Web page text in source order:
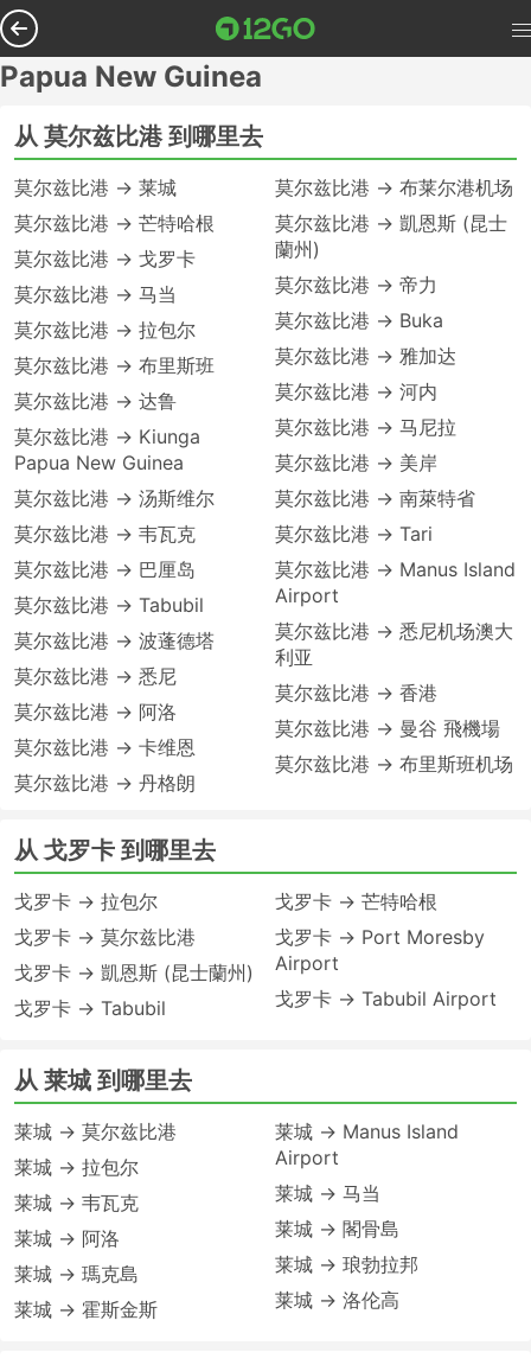
Papua New Guinea
从 莫尔兹比港 到哪里去
莫尔兹比港 → 莱城
莫尔兹比港 → 芒特哈根
莫尔兹比港 → 戈罗卡
莫尔兹比港 → 马当
莫尔兹比港 → 拉包尔
莫尔兹比港 → 布里斯班
莫尔兹比港 → 达鲁
莫尔兹比港 → Kiunga
Papua New Guinea
莫尔兹比港 → 汤斯维尔
莫尔兹比港 → 韦瓦克
莫尔兹比港 → 巴厘岛
莫尔兹比港 → Tabubil
莫尔兹比港 → 波蓬德塔
莫尔兹比港 → 悉尼
莫尔兹比港 → 阿洛
莫尔兹比港 → 卡维恩
莫尔兹比港 → 丹格朗
莫尔兹比港 → 布莱尔港机场
莫尔兹比港 → 凱恩斯 (昆士
蘭州)
莫尔兹比港 → 帝力
莫尔兹比港 → Buka
莫尔兹比港 → 雅加达
莫尔兹比港 → 河内
莫尔兹比港 → 马尼拉
莫尔兹比港 → 美岸
莫尔兹比港 → 南萊特省
莫尔兹比港 → Tari
莫尔兹比港 → Manus Island
Airport
莫尔兹比港 → 悉尼机场澳大
利亚
莫尔兹比港 → 香港
莫尔兹比港 → 曼谷 飛機場
莫尔兹比港 → 布里斯班机场
从 戈罗卡 到哪里去
戈罗卡 → 拉包尔
戈罗卡 → 莫尔兹比港
戈罗卡 → 凱恩斯 (昆士蘭州)
戈罗卡 → Tabubil
戈罗卡 → 芒特哈根
戈罗卡 → Port Moresby
Airport
戈罗卡 → Tabubil Airport
从 莱城 到哪里去
莱城 → 莫尔兹比港
莱城 → 拉包尔
莱城 → 韦瓦克
莱城 → 阿洛
莱城 → 瑪克島
莱城 → 霍斯金斯
莱城 → Manus Island
Airport
莱城 → 马当
莱城 → 閣骨島
莱城 → 琅勃拉邦
莱城 → 洛伦高